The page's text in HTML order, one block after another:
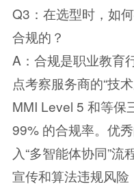
Q3：在选型时，如
合规的？
A：合规是职业教育
点考察服务商的“技
MMI Level 5 和等保
99% 的合规率。优
入“多智能体协同”
宣传和算法违规风